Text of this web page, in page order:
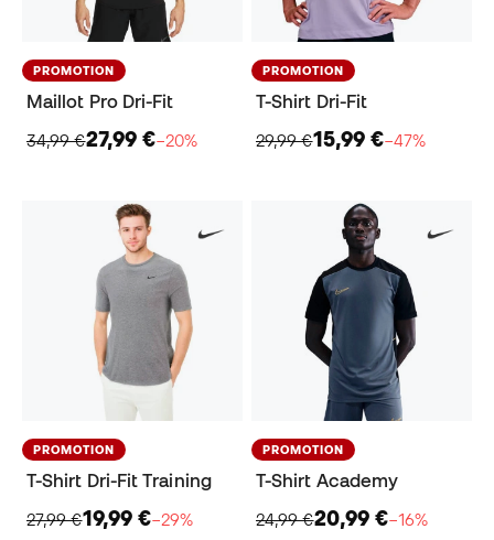
PROMOTION
Maillot Pro Dri-Fit
34,99 €27,99 €−20%
PROMOTION
T-Shirt Dri-Fit
29,99 €15,99 €−47%
PROMOTION
T-Shirt Dri-Fit Training
27,99 €19,99 €−29%
PROMOTION
T-Shirt Academy
24,99 €20,99 €−16%